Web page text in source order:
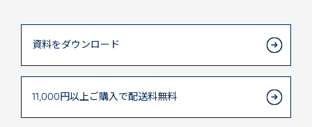
資料をダウンロード
11,000円以上ご購入で 配送料無料